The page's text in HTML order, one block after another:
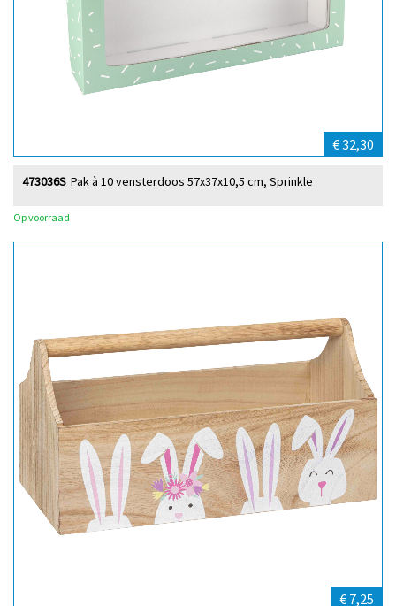
€ 32,30
Pak à 10 vensterdoos 57x37x10,5 cm, Sprinkle
473036S
Op voorraad
€ 7,25